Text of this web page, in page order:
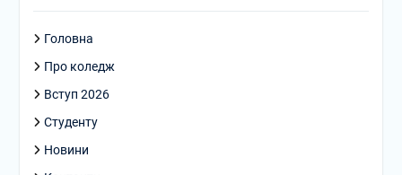
Головна
Про коледж
Вступ 2026
Студенту
Новини